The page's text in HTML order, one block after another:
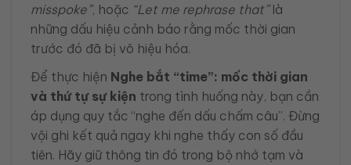
misspoke”, hoặc “Let me rephrase that”là
những dấu hiệu cảnh báo rằng mốc thời gian
trước đó đã bị vô hiệu hóa.
Để thực hiện Nghe bắt “time”: mốc thời gian
và thứ tự sự kiện trong tình huống này, bạn cần
áp dụng quy tắc “nghe đến dấu chấm câu”. Đừng
vội ghi kết quả ngay khi nghe thấy con số đầu
tiên. Hãy giữ thông tin đó trong bộ nhớ tạm và